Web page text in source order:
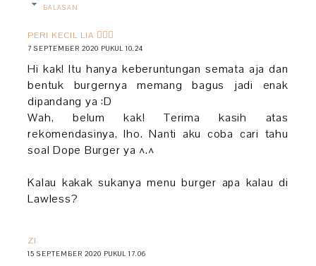
BALASAN
PERI KECIL LIA 🧚🏻‍♀️
7 SEPTEMBER 2020 PUKUL 10.24
Hi kak! Itu hanya keberuntungan semata aja dan
bentuk burgernya memang bagus jadi enak
dipandang ya :D
Wah, belum kak! Terima kasih atas
rekomendasinya, lho. Nanti aku coba cari tahu
soal Dope Burger ya ^.^
Kalau kakak sukanya menu burger apa kalau di
Lawless?
ZI
15 SEPTEMBER 2020 PUKUL 17.06